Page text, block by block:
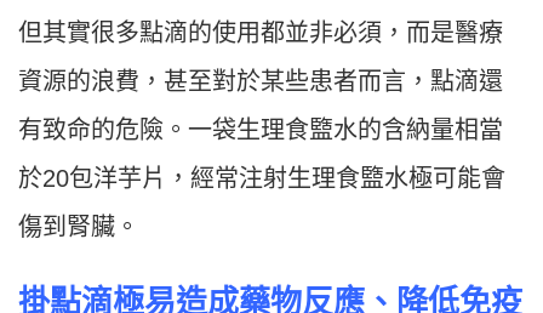
但其實很多點滴的使用都並非必須，而是醫療
資源的浪費，甚至對於某些患者而言，點滴還
有致命的危險。一袋生理食盬水的含納量相當
於20包洋芋片，經常注射生理食盬水極可能會
傷到腎臟。
掛點滴極易造成藥物反應、降低免疫